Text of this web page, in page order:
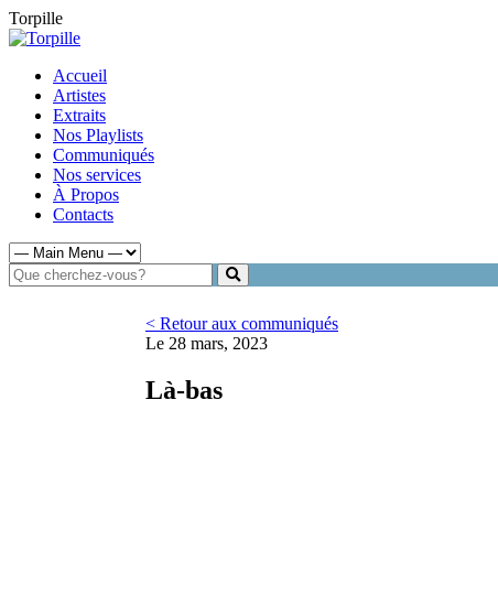
Torpille
Accueil
Artistes
Extraits
Nos Playlists
Communiqués
Nos services
À Propos
Contacts
< Retour aux communiqués
Le 28 mars, 2023
Là-bas